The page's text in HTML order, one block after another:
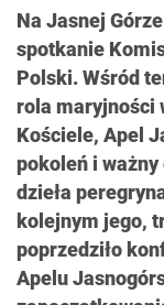
Na Jasnej
spotkanie
Polski. Wśród
rola maryjności
Kościele, Apel
pokoleń i
dzieła
kolejnym jego,
poprzedziło
Apelu